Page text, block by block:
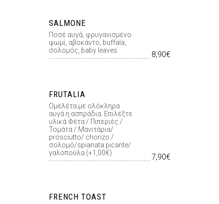
SALMONE
Ποσέ αυγά, φρυγανισµένο
ψωµί, αβοκάντο, buffala,
σολοµός, baby leaves
8,90€
FRUTALIA
Οµελέτα µε ολόκληρα
αυγά η ασπράδια. Επιλέξτε
υλικά Φέτα / Πιπεριές /
Τοµάτα / Μανιτάρια/
prosciutto/ chorizo /
σολοµό/spianata picante/
γαλοπούλα (+1,00€)
7,90€
FRENCH TOAST